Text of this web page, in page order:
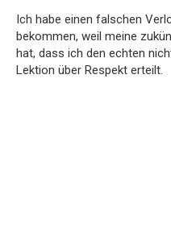
Ich habe einen falschen
bekommen, weil meine
hat, dass ich den echten
Lektion über Respekt erteilt.